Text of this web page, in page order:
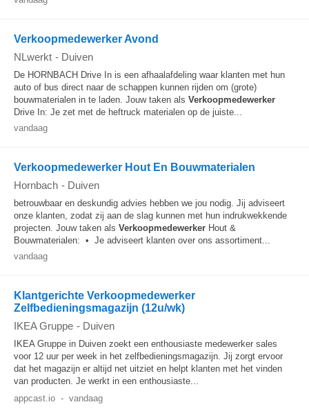
Verkoopmedewerker Avond
NLwerkt - Duiven
De HORNBACH Drive In is een afhaalafdeling waar klanten met hun
auto of bus direct naar de schappen kunnen rijden om (grote)
bouwmaterialen in te laden. Jouw taken als Verkoopmedewerker
Drive In: Je zet met de heftruck materialen op de juiste...
vandaag
Verkoopmedewerker Hout En Bouwmaterialen
Hornbach - Duiven
betrouwbaar en deskundig advies hebben we jou nodig. Jij adviseert
onze klanten, zodat zij aan de slag kunnen met hun indrukwekkende
projecten. Jouw taken als Verkoopmedewerker Hout &
Bouwmaterialen: • Je adviseert klanten over ons assortiment...
vandaag
Klantgerichte Verkoopmedewerker
Zelfbedieningsmagazijn (12u/wk)
IKEA Gruppe - Duiven
IKEA Gruppe in Duiven zoekt een enthousiaste medewerker sales
voor 12 uur per week in het zelfbedieningsmagazijn. Jij zorgt ervoor
dat het magazijn er altijd net uitziet en helpt klanten met het vinden
van producten. Je werkt in een enthousiaste...
appcast.io - vandaag